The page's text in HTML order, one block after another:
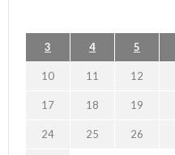
3 4 5
10 11 12
17 18 19
24 25 26